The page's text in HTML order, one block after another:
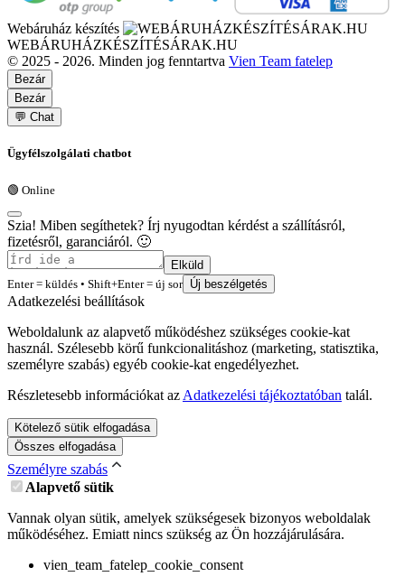
Webáruház készítés
WEBÁRUHÁZKÉSZÍTÉSÁRAK.HU
© 2025 - 2026. Minden jog fenntartva Vien Team fatelep
Bezár
Bezár
💬 Chat
Ügyfélszolgálati chatbot
🟢 Online
Szia! Miben segíthetek? Írj nyugodtan kérdést a szállításról,
fizetésről, garanciáról. 🙂
Elküld
Enter = küldés • Shift+Enter = új sor Új beszélgetés
Adatkezelési beállítások
Weboldalunk az alapvető működéshez szükséges cookie-kat
használ. Szélesebb körű funkcionalitáshoz (marketing, statisztika,
személyre szabás) egyéb cookie-kat engedélyezhet.
Részletesebb információkat az Adatkezelési tájékoztatóban talál.
Kötelező sütik elfogadása
Összes elfogadása
Személyre szabás
Alapvető sütik
Vannak olyan sütik, amelyek szükségesek bizonyos weboldalak
működéséhez. Emiatt nincs szükség az Ön hozzájárulására.
vien_team_fatelep_cookie_consent